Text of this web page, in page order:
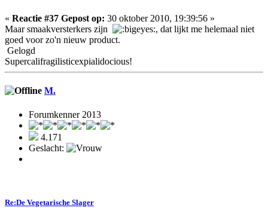
« Reactie #37 Gepost op: 30 oktober 2010, 19:39:56 »
Maar smaakversterkers zijn
, dat lijkt me helemaal niet
goed voor zo'n nieuw product.
Gelogd
Supercalifragilisticexpialidocious!
M.
Forumkenner 2013
4.171
Geslacht:
Re:De Vegetarische Slager